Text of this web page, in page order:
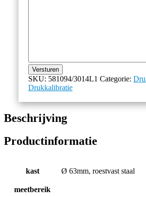
Versturen
SKU: 581094/3014L1 Categorie:
Drukkalibratie
Beschrijving
Productinformatie
kast Ø 63mm, roestvast staal
meetbereik